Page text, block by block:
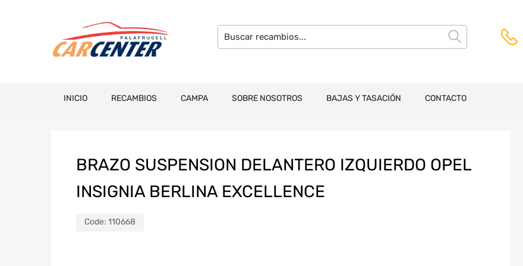
INICIO RECAMBIOS CAMPA SOBRE NOSOTROS BAJAS Y TASACIÓN CONTACTO
BRAZO SUSPENSION DELANTERO IZQUIERDO OPEL
INSIGNIA BERLINA EXCELLENCE
Code: 110668